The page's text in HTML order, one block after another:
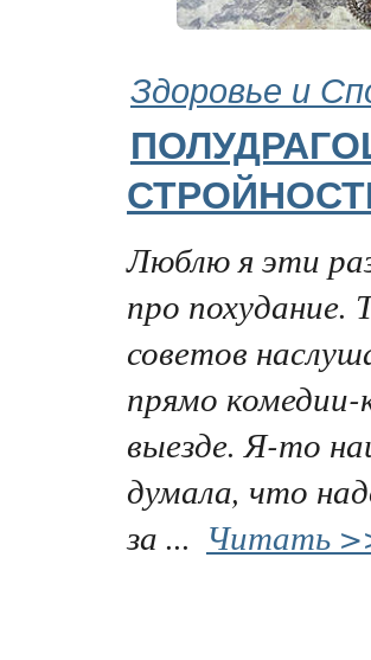
Здоровье и
Люблю я эти
про похудание.
советов
прямо комедии-
выезде. Я-то
думала, что
за ... Читать